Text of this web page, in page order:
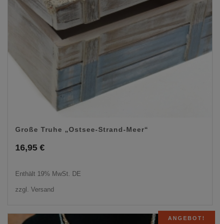
Große Truhe „Ostsee-Strand-Meer“
16,95 €
Enthält 19% MwSt. DE
zzgl. Versand
ANGEBOT!